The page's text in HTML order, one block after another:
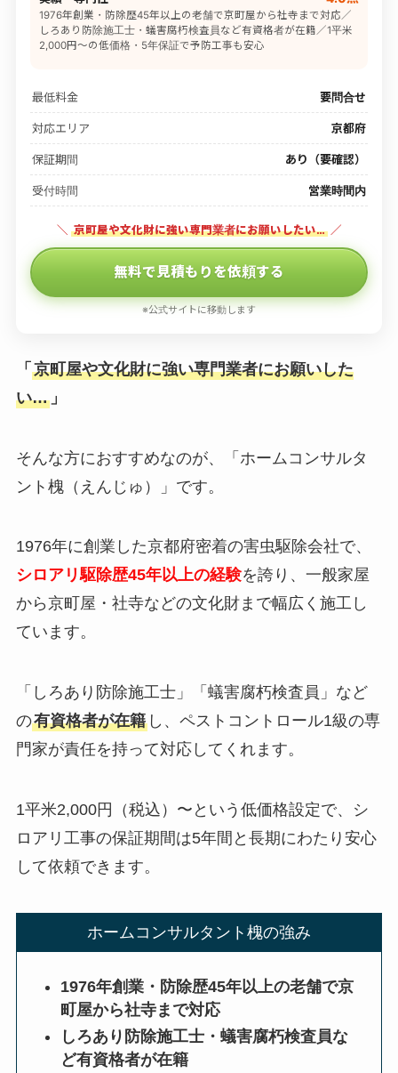
1976年創業・防除歴45年以上の老舗で京町屋から社寺まで対応／
しろあり防除施工士・蟻害腐朽検査員など有資格者が在籍／1平米
2,000円〜の低価格・5年保証で予防工事も安心
最低料金 要問合せ
対応エリア 京都府
保証期間 あり（要確認）
受付時間 営業時間内
＼ 京町屋や文化財に強い専門業者にお願いしたい… ／
無料で見積もりを依頼する
※公式サイトに移動します
「 京町屋や文化財に強い専門業者にお願いした
い…」
そんな方におすすめなのが、「ホームコンサルタ
ント槐（えんじゅ）」です。
1976年に創業した京都府密着の害虫駆除会社で、
シロアリ駆除歴45年以上の経験を誇り、一般家屋
から京町屋・社寺などの文化財まで幅広く施工し
ています。
「しろあり防除施工士」「蟻害腐朽検査員」など
の有資格者が在籍し、ペストコントロール1級の専
門家が責任を持って対応してくれます。
1平米2,000円（税込）〜という低価格設定で、シ
ロアリ工事の保証期間は5年間と長期にわたり安心
して依頼できます。
ホームコンサルタント槐の強み
1976年創業・防除歴45年以上の老舗で京
町屋から社寺まで対応
しろあり防除施工士・蟻害腐朽検査員な
ど有資格者が在籍